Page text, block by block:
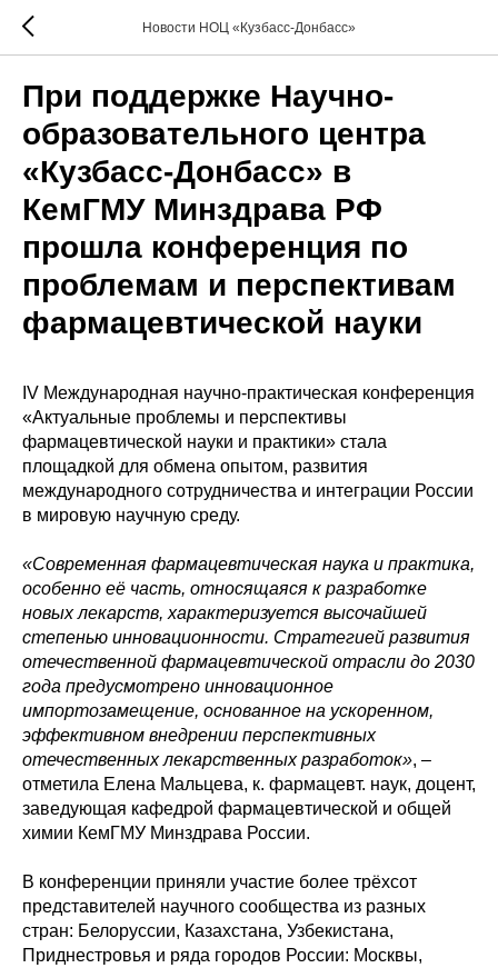
Новости НОЦ «Кузбасс-Донбасс»
При поддержке Научно-
образовательного центра
«Кузбасс-Донбасс» в
КемГМУ Минздрава РФ
прошла конференция по
проблемам и перспективам
фармацевтической науки
IV Международная научно-практическая конференция
«Актуальные проблемы и перспективы
фармацевтической науки и практики» стала
площадкой для обмена опытом, развития
международного сотрудничества и интеграции России
в мировую научную среду.
«Современная фармацевтическая наука и практика,
особенно её часть, относящаяся к разработке
новых лекарств, характеризуется высочайшей
степенью инновационности. Стратегией развития
отечественной фармацевтической отрасли до 2030
года предусмотрено инновационное
импортозамещение, основанное на ускоренном,
эффективном внедрении перспективных
отечественных лекарственных разработок», –
отметила Елена Мальцева, к. фармацевт. наук, доцент,
заведующая кафедрой фармацевтической и общей
химии КемГМУ Минздрава России.
В конференции приняли участие более трёхсот
представителей научного сообщества из разных
стран: Белоруссии, Казахстана, Узбекистана,
Приднестровья и ряда городов России: Москвы,